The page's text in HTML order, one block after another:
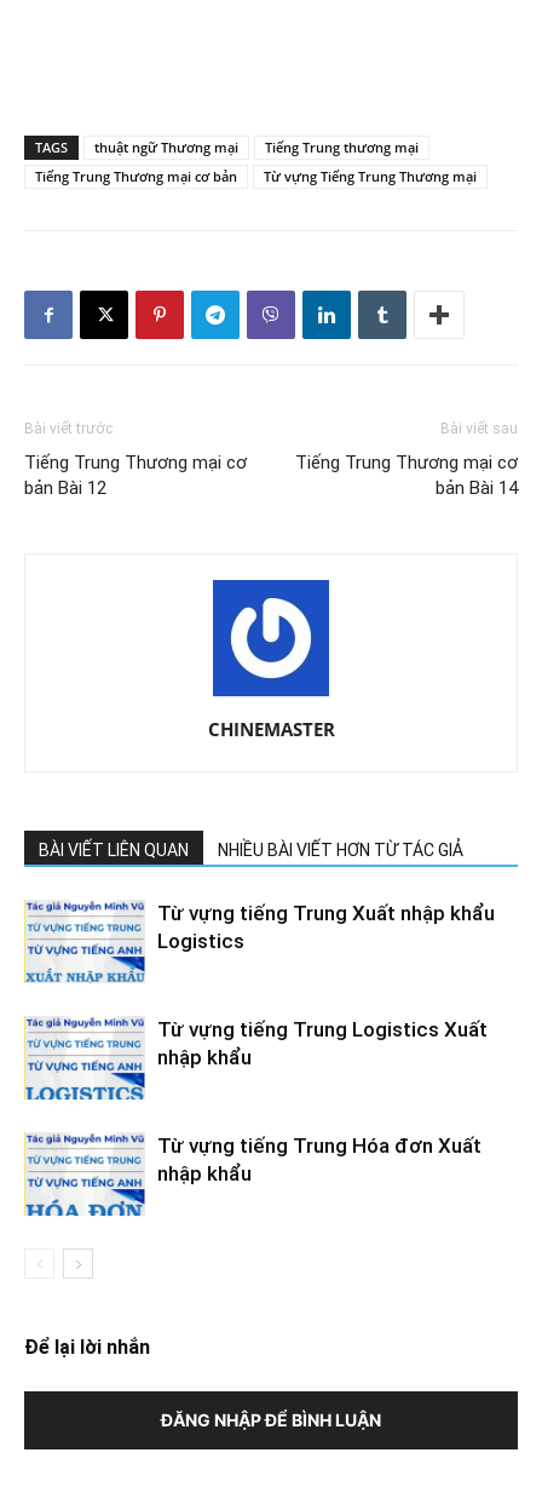
TAGS thuật ngữ Thương mại
Tiếng Trung thương mại
Tiếng Trung Thương mại cơ bản
Từ vựng Tiếng Trung Thương mại
Bài viết trước
Tiếng Trung Thương mại cơ
bản Bài 12
Bài viết sau
Tiếng Trung Thương mại cơ
bản Bài 14
CHINEMASTER
BÀI VIẾT LIÊN QUAN NHIỀU BÀI VIẾT HƠN TỪ TÁC GIẢ
Từ vựng tiếng Trung Xuất nhập khẩu
Logistics
Từ vựng tiếng Trung Logistics Xuất
nhập khẩu
Từ vựng tiếng Trung Hóa đơn Xuất
nhập khẩu
Để lại lời nhắn
ĐĂNG NHẬP ĐỂ BÌNH LUẬN